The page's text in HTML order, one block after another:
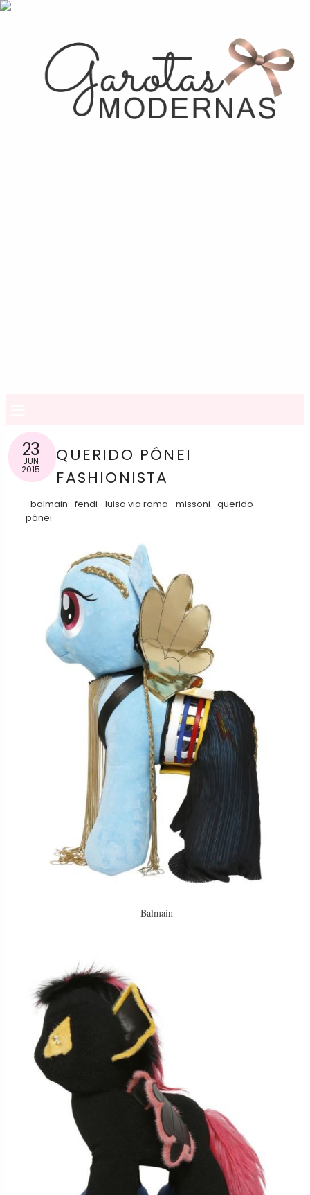
23
JUN
2015
QUERIDO PÔNEI
FASHIONISTA
balmain fendi luisa via roma missoni
querido
pônei
Balmain